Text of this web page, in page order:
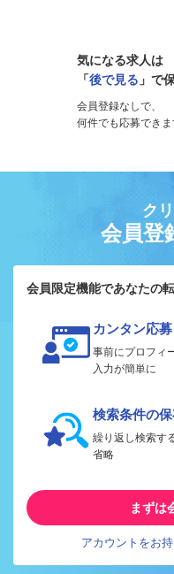
気になる求人は
「後で見る 」で
会員登録なしで、
何件でも応募できま
ク
会員登
会員限定機能であなたの
カンタン応募
事前にプロフィ
入力が簡単に
検索条件の
繰り返し検索す
省略
まずは
アカウントをお